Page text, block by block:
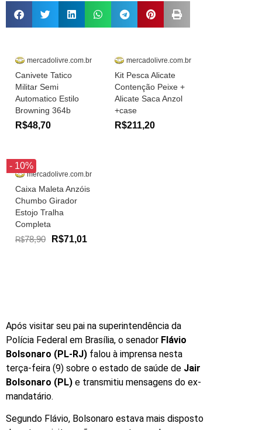
mercadolivre.com.br
Canivete Tatico
Militar Semi
Automatico Estilo
Browning 364b
R$48,70
mercadolivre.com.br
Kit Pesca Alicate
Contenção Peixe +
Alicate Saca Anzol
+case
R$211,20
- 10%
mercadolivre.com.br
Caixa Maleta Anzóis
Chumbo Girador
Estojo Tralha
Completa
R$78,90 R$71,01
Após visitar seu pai na superintendência da
Polícia Federal em Brasília, o senador Flávio
Bolsonaro (PL-RJ) falou à imprensa nesta
terça-feira (9) sobre o estado de saúde de Jair
Bolsonaro (PL) e transmitiu mensagens do ex-
mandatário.
Segundo Flávio, Bolsonaro estava mais disposto